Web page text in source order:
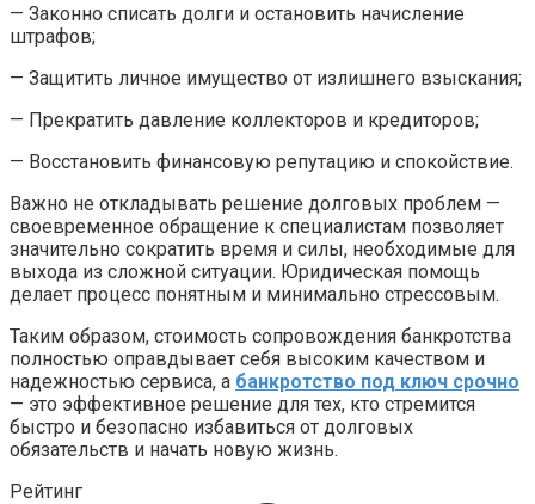
— Законно списать долги и остановить начисление
штрафов;
— Защитить личное имущество от излишнего взыскания;
— Прекратить давление коллекторов и кредиторов;
— Восстановить финансовую репутацию и спокойствие.
Важно не откладывать решение долговых проблем —
своевременное обращение к специалистам позволяет
значительно сократить время и силы, необходимые для
выхода из сложной ситуации. Юридическая помощь
делает процесс понятным и минимально стрессовым.
Таким образом, стоимость сопровождения банкротства
полностью оправдывает себя высоким качеством и
надежностью сервиса, а банкротство под ключ срочно
— это эффективное решение для тех, кто стремится
быстро и безопасно избавиться от долговых
обязательств и начать новую жизнь.
Рейтинг